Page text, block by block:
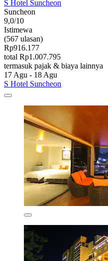
S Hotel Suncheon
Suncheon
9,0/10
Istimewa
(567 ulasan)
Rp916.177
total Rp1.007.795
termasuk pajak & biaya lainnya
17 Agu - 18 Agu
S Hotel Suncheon